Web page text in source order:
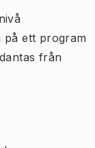
på ett program
från